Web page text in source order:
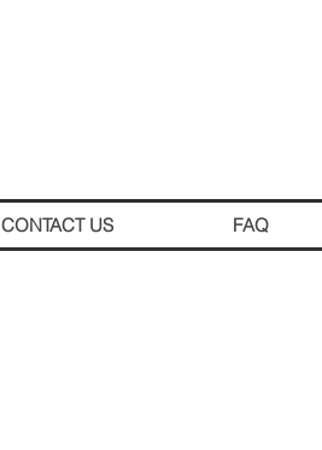
CONTACT US FAQ